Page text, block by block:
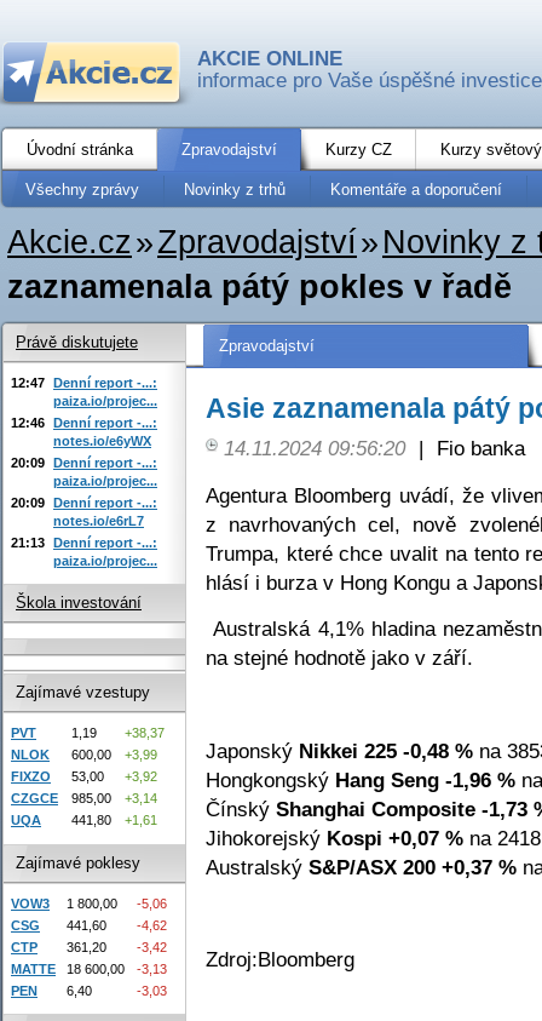
AKCIE ONLINE
informace pro Vaše úspěšné investice
Úvodní stránka Zpravodajství Kurzy CZ Kurzy
Všechny zprávy Novinky z trhů Komentáře a doporučení
Akcie.cz»Zpravodajství» Novinky z
zaznamenala pátý pokles v řadě
Zpravodajství
Asie zaznamenala pátý
14.11.2024 09:56:20 |
Fio banka
Agentura Bloomberg uvádí, že
z navrhovaných cel, nově
Trumpa, které chce uvalit na tento
hlásí i burza v Hong Kongu a
Australská 4,1% hladina
na stejné hodnotě jako v září.
Japonský Nikkei 225 -0,48 % na
Hongkongský Hang Seng -1,96 %
Čínský Shanghai Composite -1,73
Jihokorejský Kospi +0,07 % na
Australský S&P/ASX 200 +0,37 %
Zdroj:Bloomberg
Právě diskutujete
12:47 Denní report -...:
paiza.io/projec...
12:46 Denní report -...:
notes.io/e6yWX
20:09 Denní report -...:
paiza.io/projec...
20:09 Denní report -...:
notes.io/e6rL7
21:13 Denní report -...:
paiza.io/projec...
Škola investování
Zajímavé vzestupy
PVT 1,19
+38,37
NLOK
600,00
+3,99
FIXZO
53,00
+3,92
CZGCE
985,00
+3,14
UQA
441,80 +1,61
Zajímavé poklesy
VOW3 1 800,00
-5,06
CSG
441,60
-4,62
CTP
361,20
-3,42
MATTE
18 600,00
-3,13
PEN
6,40 -3,03